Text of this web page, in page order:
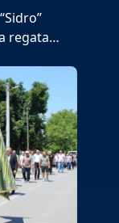
regata…